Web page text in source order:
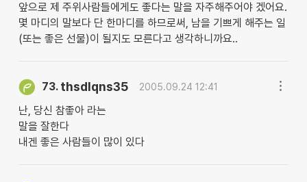
앞으로 제 주위사람들에게도 좋다는 말을 자주해주어야 겠어요.
몇 마디의 말보다 단 한마디를 하므로써, 남을 기쁘게 해주는 일
(또는 좋은 선물)이 될지도 모른다고 생각하니까요..
73. thsdlqns35 2005.09.24 12:41
난, 당신 참좋아 라는
말을 잘한다
내겐 좋은 사람들이 많이 있다